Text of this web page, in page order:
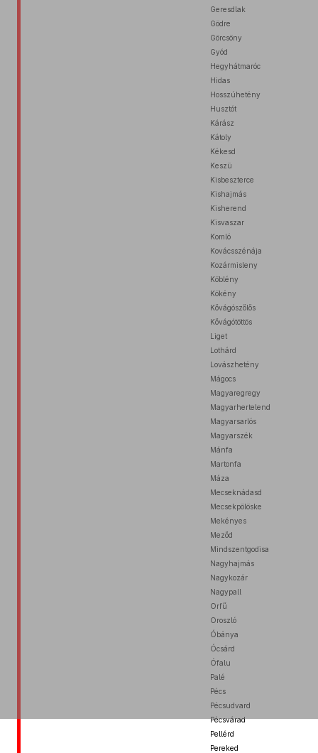
Geresdlak
Gödre
Görcsöny
Gyód
Hegyhátmaróc
Hidas
Hosszúhetény
Husztót
Kárász
Kátoly
Kékesd
Keszü
Kisbeszterce
Kishajmás
Kisherend
Kisvaszar
Komló
Kovácsszénája
Kozármisleny
Köblény
Kökény
Kővágószőlős
Kővágótöttös
Liget
Lothárd
Lovászhetény
Mágocs
Magyaregregy
Magyarhertelend
Magyarsarlós
Magyarszék
Mánfa
Martonfa
Máza
Mecseknádasd
Mecsekpölöske
Mekényes
Meződ
Mindszentgodisa
Nagyhajmás
Nagykozár
Nagypall
Orfű
Oroszló
Óbánya
Ócsárd
Ófalu
Palé
Pécs
Pécsudvard
Pécsvárad
Pellérd
Pereked